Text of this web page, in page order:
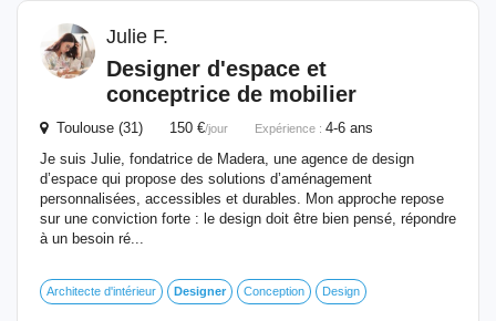
Julie F.
Designer d'espace et
conceptrice de mobilier
Toulouse (31) 150 €/jour Expérience : 4-6 ans
Je suis Julie, fondatrice de Madera, une agence de design
d’espace qui propose des solutions d’aménagement
personnalisées, accessibles et durables. Mon approche repose
sur une conviction forte : le design doit être bien pensé, répondre
à un besoin ré...
Architecte d'intérieur Designer Conception Design